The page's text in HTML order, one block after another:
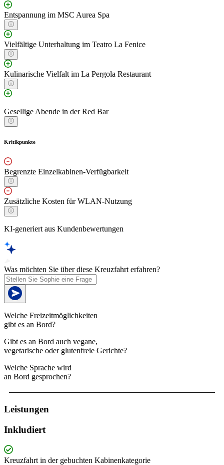
Entspannung im MSC Aurea Spa
Vielfältige Unterhaltung im Teatro La Fenice
Kulinarische Vielfalt im La Pergola Restaurant
Gesellige Abende in der Red Bar
Kritikpunkte
Begrenzte Einzelkabinen-Verfügbarkeit
Zusätzliche Kosten für WLAN-Nutzung
KI-generiert aus Kundenbewertungen
Was möchten Sie über diese Kreuzfahrt erfahren?
Welche Freizeitmöglichkeiten
gibt es an Bord?
Gibt es an Bord auch vegane,
vegetarische oder glutenfreie Gerichte?
Welche Sprache wird
an Bord gesprochen?
Leistungen
Inkludiert
Kreuzfahrt in der gebuchten Kabinenkategorie